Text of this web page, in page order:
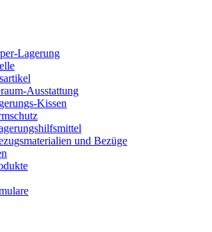
Lagerung
Ausstattung
Kissen
und Bezüge